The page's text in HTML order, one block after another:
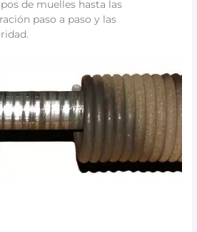
de muelles hasta las
paso a paso y las